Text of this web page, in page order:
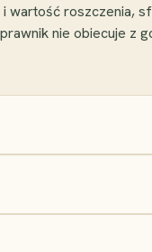
roszczenia,
nie obiecuje z